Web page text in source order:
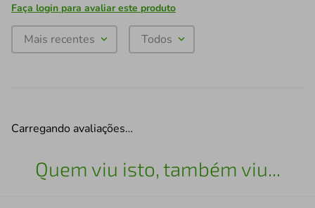
Faça login para avaliar este produto
Mais recentes Todos
Carregando avaliações…
Quem viu isto, também viu...